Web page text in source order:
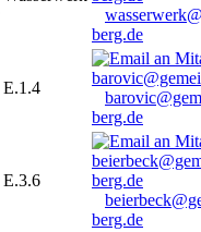
berg.de
E.1.4
berg.de
E.3.6
berg.de